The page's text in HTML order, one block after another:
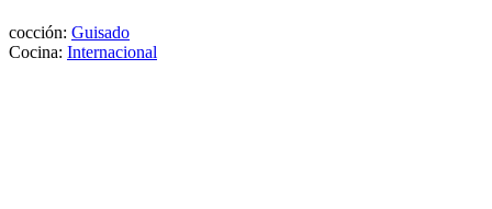
cocción: Guisado
Cocina: Internacional